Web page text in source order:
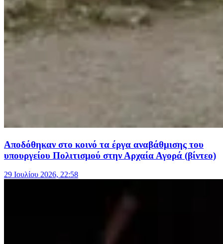
Αποδόθηκαν στο κοινό τα έργα αναβάθμισης του
υπουργείου Πολιτισμού στην Αρχαία Αγορά (βίντεο)
29 Ιουλίου 2026, 22:58